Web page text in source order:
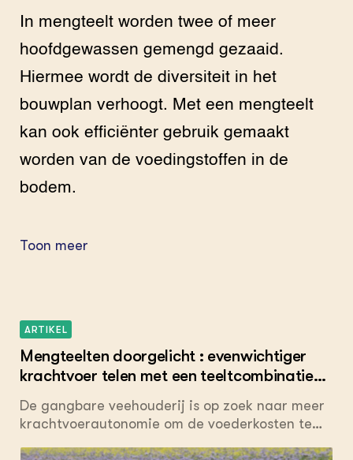
In mengteelt worden twee of meer
hoofdgewassen gemengd gezaaid.
Hiermee wordt de diversiteit in het
bouwplan verhoogt. Met een mengteelt
kan ook efficiënter gebruik gemaakt
worden van de voedingstoffen in de
bodem.
Toon meer
ARTIKEL
Mengteelten doorgelicht : evenwichtiger
krachtvoer telen met een teeltcombinatie
triticale-vlinderbloemige
De gangbare veehouderij is op zoek naar meer
krachtvoerautonomie om de voederkosten te